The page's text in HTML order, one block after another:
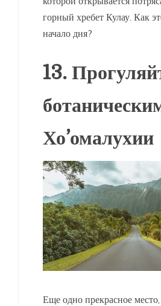
горный хребет Кулау. Как
начало дня?
13.
Хо’омалухии
Еще одно прекрасное